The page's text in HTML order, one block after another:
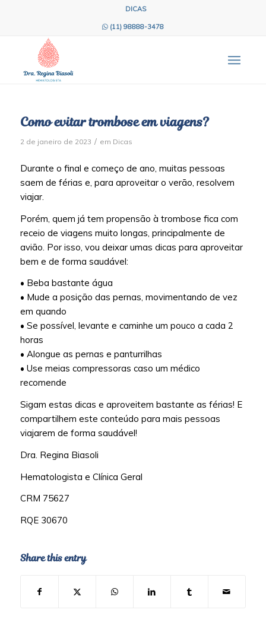
DICAS
(11) 98888-3478
Como evitar trombose em viagens?
2 de janeiro de 2023 / em Dicas
Durante o final e começo de ano, muitas pessoas
saem de férias e, para aproveitar o verão, resolvem
viajar.
Porém, quem já tem propensão à trombose fica com
receio de viagens muito longas, principalmente de
avião. Por isso, vou deixar umas dicas para aproveitar
bem e de forma saudável:
• Beba bastante água
• Mude a posição das pernas, movimentando de vez
em quando
• Se possível, levante e caminhe um pouco a cada 2
horas
• Alongue as pernas e panturrilhas
• Use meias compressoras caso um médico
recomende
Sigam estas dicas e aproveitem bastante as férias! E
compartilhem este conteúdo para mais pessoas
viajarem de forma saudável!
Dra. Regina Biasoli
Hematologista e Clínica Geral
CRM 75627
RQE 30670
Share this entry